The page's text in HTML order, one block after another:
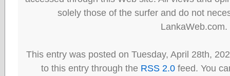
solely those of the surfer and do not
LankaWeb.com.
This entry was posted on Tuesday, April 28th,
to this entry through the RSS 2.0 feed. You